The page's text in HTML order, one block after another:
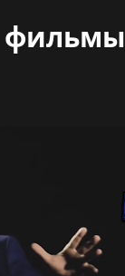
фильмы